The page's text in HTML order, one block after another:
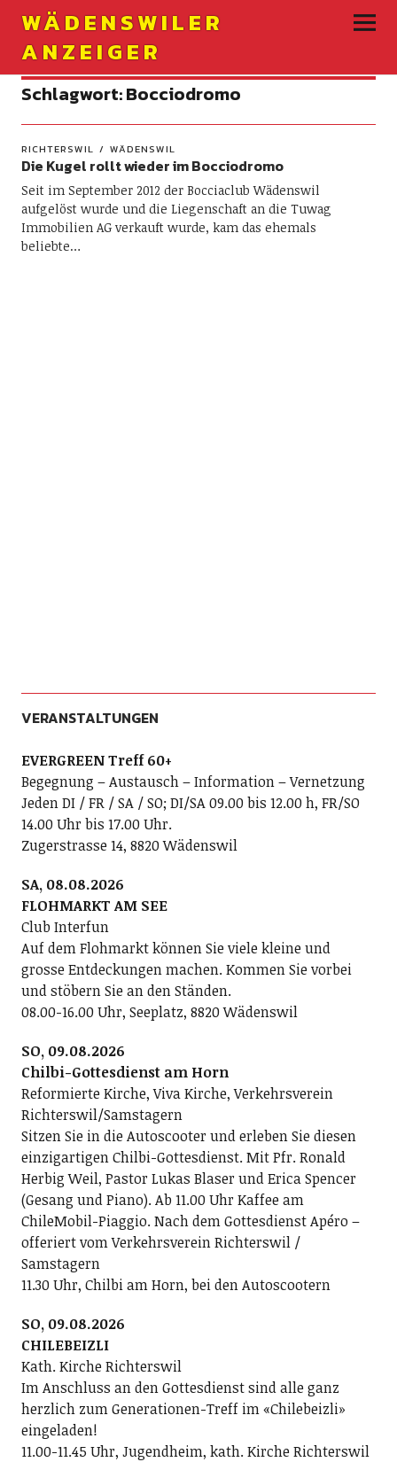
WÄDENSWILER
ANZEIGER
Schlagwort:Bocciodromo
RICHTERSWIL WÄDENSWIL
Die Kugel rollt wieder im Bocciodromo
Seit im September 2012 der Bocciaclub Wädenswil
aufgelöst wurde und die Liegenschaft an die Tuwag
Immobilien AG verkauft wurde, kam das ehemals
beliebte…
VERANSTALTUNGEN
EVERGREEN Treff 60+
Begegnung – Austausch – Information – Vernetzung
Jeden DI / FR / SA / SO; DI/SA 09.00 bis 12.00 h, FR/SO
14.00 Uhr bis 17.00 Uhr.
Zugerstrasse 14, 8820 Wädenswil
SA, 08.08.2026
FLOHMARKT AM SEE
Club Interfun
Auf dem Flohmarkt können Sie viele kleine und
grosse Entdeckungen machen. Kommen Sie vorbei
und stöbern Sie an den Ständen.
08.00-16.00 Uhr, Seeplatz, 8820 Wädenswil
SO, 09.08.2026
Chilbi-Gottesdienst am Horn
Reformierte Kirche, Viva Kirche, Verkehrsverein
Richterswil/Samstagern
Sitzen Sie in die Autoscooter und erleben Sie diesen
einzigartigen Chilbi-Gottesdienst. Mit Pfr. Ronald
Herbig Weil, Pastor Lukas Blaser und Erica Spencer
(Gesang und Piano). Ab 11.00 Uhr Kaffee am
ChileMobil-Piaggio. Nach dem Gottesdienst Apéro –
offeriert vom Verkehrsverein Richterswil /
Samstagern
11.30 Uhr, Chilbi am Horn, bei den Autoscootern
SO, 09.08.2026
CHILEBEIZLI
Kath. Kirche Richterswil
Im Anschluss an den Gottesdienst sind alle ganz
herzlich zum Generationen-Treff im «Chilebeizli»
eingeladen!
11.00-11.45 Uhr, Jugendheim, kath. Kirche Richterswil